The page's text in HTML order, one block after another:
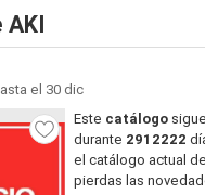
AKI
el 30 dic
Este catálogo
durante 2912222
el catálogo actual
pierdas las